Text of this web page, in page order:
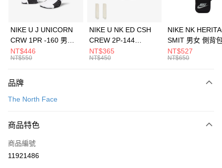
上海商業儲蓄銀行
元大商業銀行
台灣樂天信用卡公司
Apple Pay
全盈+PAY
AFTEE先享後付
【關於「AFTEE先享後付」】
便利好安心！
３．安心：先確認商品／服務後，再付款。
【「AFTEE先享後付」結帳流程】
１．於結帳方式選擇「AFTEE先享後付」後，將跳轉至「AFTEE先享後付」
運送方式
每筆NT$100，滿NT$1,500(含以上)免運費
宅配
每筆NT$100，滿NT$1,500(含以上)免運費
NIKE U J UNICORN
CRW 1PR -160 男女
中統襪 FZ3393100
NT$446
NT$550
NIKE U NK ED CSH
CREW 2P-144
EMBRDY 男女 短統襪
FZ3073133
NT$365
NT$450
NIKE NK
SMIT 男女 側背
BA5871010
NT$527
NT$650
品牌
The North Face
商品特色
商品編號
11921486